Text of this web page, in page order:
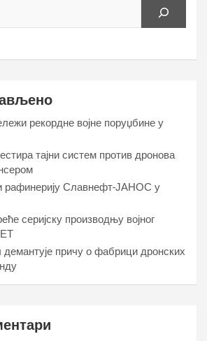
рекордне војне поруџбине у
тајни систем против дронова
рафинерију Славнефт-ЈАНОС у
серијску производњу војног
причу о фабрици дронских